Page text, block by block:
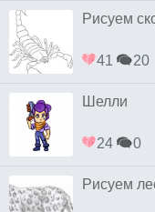
Рисуем
41 20
Шелли
24 0
Рисуем